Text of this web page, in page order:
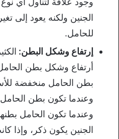
الجنين ولكنه يعود إلى
للحامل.
إرتفاع وشكل البطن:
أرتفاع وشكل بطن
بطن الحامل منخفضة
وعندما تكون بطن الحامل
وعندما تكون الحامل
الجنين يكون ذكر، وإذا